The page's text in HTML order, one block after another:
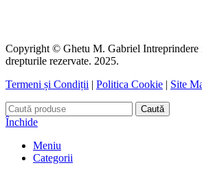
Copyright © Ghetu M. Gabriel Intreprindere
drepturile rezervate. 2025.
Termeni și Condiții | Politica Cookie | Site
Caută
Închide
Meniu
Categorii